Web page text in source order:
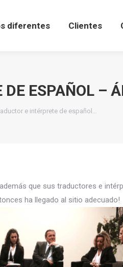
diferentes Clientes
ESPAÑOL –
e intérprete de español…
que sus traductores e
ha llegado al sitio adecuado!